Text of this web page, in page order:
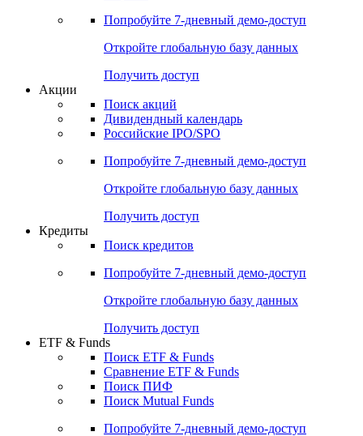
Попробуйте 7-дневный демо-доступ
Откройте глобальную базу данных
Получить доступ
Акции
Поиск акций
Дивидендный календарь
Российские IPO/SPO
Попробуйте 7-дневный демо-доступ
Откройте глобальную базу данных
Получить доступ
Кредиты
Поиск кредитов
Попробуйте 7-дневный демо-доступ
Откройте глобальную базу данных
Получить доступ
ETF & Funds
Поиск ETF & Funds
Сравнение ETF & Funds
Поиск ПИФ
Поиск Mutual Funds
Попробуйте 7-дневный демо-доступ